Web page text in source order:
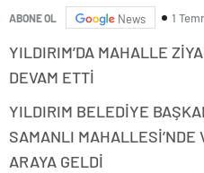
ABONE OL News 1
YILDIRIM’DA MAHALLE
DEVAM ETTİ
YILDIRIM BELEDİYE
SAMANLI MAHALLESİ’NDE
ARAYA GELDİ